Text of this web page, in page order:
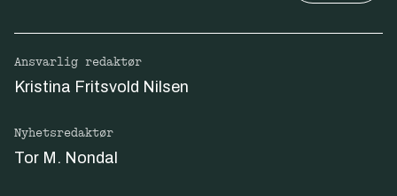
Ansvarlig redaktør
Kristina Fritsvold Nilsen
Nyhetsredaktør
Tor M. Nondal